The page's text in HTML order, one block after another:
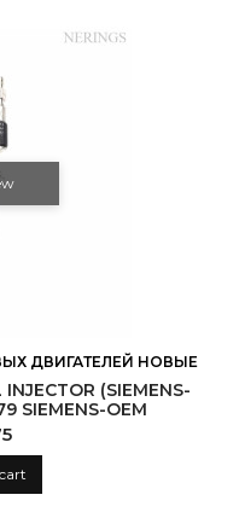
ДВИГАТЕЛЕЙ НОВЫЕ
(SIEMENS-
SIEMENS-OEM